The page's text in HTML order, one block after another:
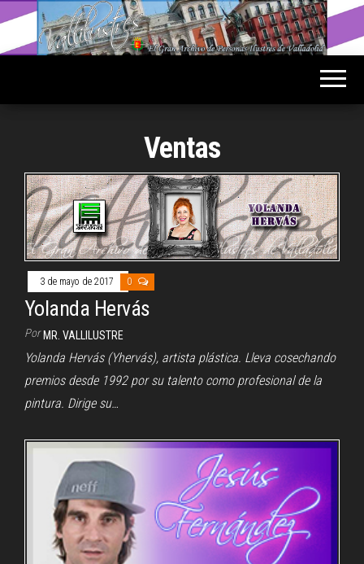
Saltar
contenido
Vallilustres
El Gran
Archivo
Ventas
3 de mayo de 2017 0
Yolanda Hervás
Por MR. VALLILUSTRE
Yolanda Hervás (Yhervás), artista plástica. Lleva cosechando
premios desde 1992 por su talento como profesional de la
pintura. Dirige su…